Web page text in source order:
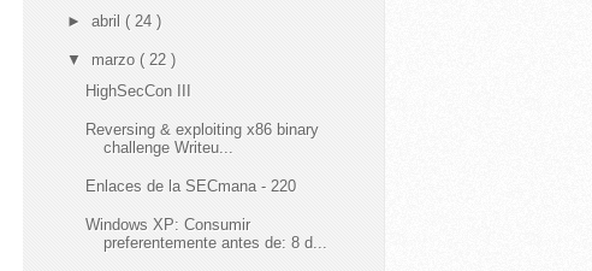
► abril ( 24 )
▼ marzo ( 22 )
HighSecCon III
Reversing & exploiting x86 binary
challenge Writeu...
Enlaces de la SECmana - 220
Windows XP: Consumir
preferentemente antes de: 8 d...